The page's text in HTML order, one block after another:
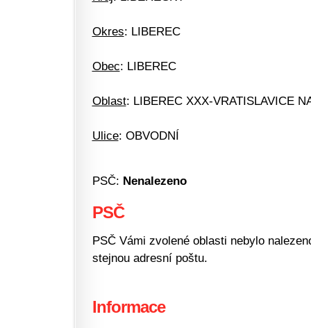
Okres: LIBEREC
Obec: LIBEREC
Oblast: LIBEREC XXX-VRATISLAVICE
Ulice: OBVODNÍ
PSČ: Nenalezeno
PSČ
PSČ Vámi zvolené oblasti nebylo
stejnou adresní poštu.
Informace